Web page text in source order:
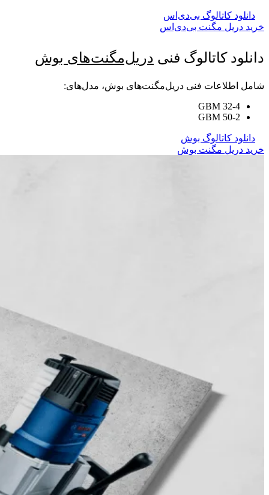
دانلود کاتالوگ بی‌دی‌اس
خرید دریل مگنت بی‌دی‌اس
دانلود کاتالوگ فنی دریل‌مگنت‌های بوش
شامل اطلاعات فنی دریل‌مگنت‌های بوش، مدل‌های:
GBM 32-4
GBM 50-2
دانلود کاتالوگ بوش
خرید دریل مگنت بوش